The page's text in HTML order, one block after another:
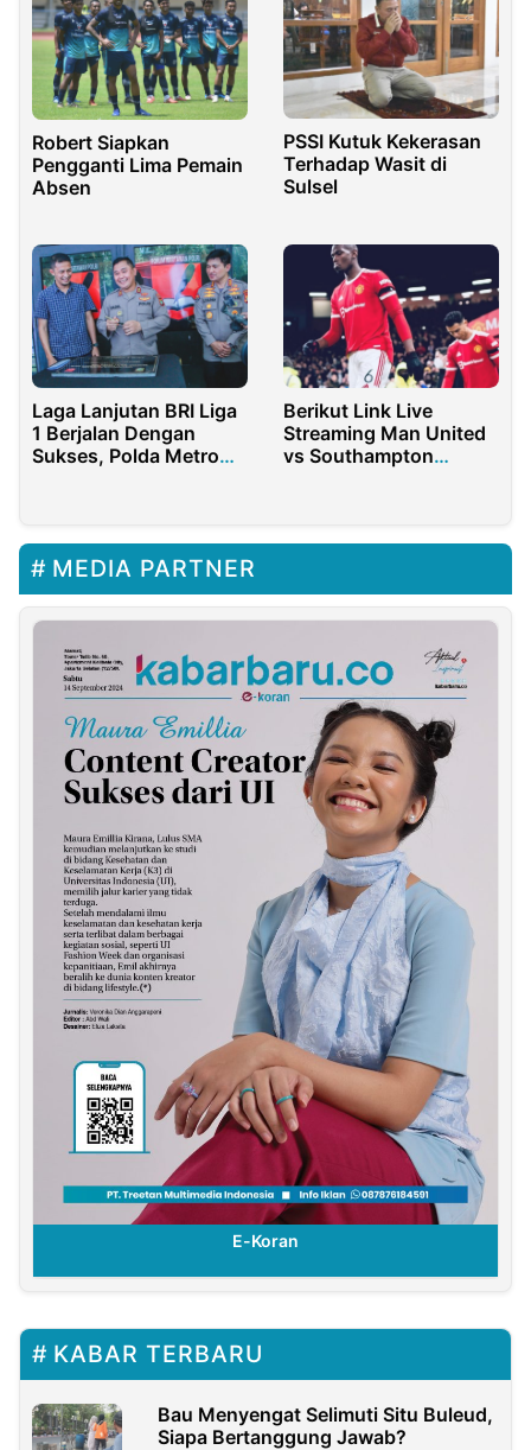
Robert Siapkan
Pengganti Lima Pemain
Absen
PSSI Kutuk Kekerasan
Terhadap Wasit di
Sulsel
Laga Lanjutan BRI Liga
1 Berjalan Dengan
Sukses, Polda Metro
Berikut Link Live
Streaming Man United
vs Southampton
MEDIA PARTNER
E-Koran
KABAR TERBARU
Bau Menyengat Selimuti Situ Buleud,
Siapa Bertanggung Jawab?